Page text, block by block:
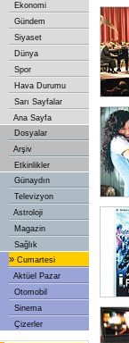
Ekonomi
Gündem
Siyaset
Dünya
Spor
Hava Durumu
Sarı Sayfalar
Ana Sayfa
Dosyalar
Arşiv
Etkinlikler
Günaydın
Televizyon
Astroloji
Magazin
Sağlık
» Cumartesi
Aktüel Pazar
Otomobil
Sinema
Çizerler